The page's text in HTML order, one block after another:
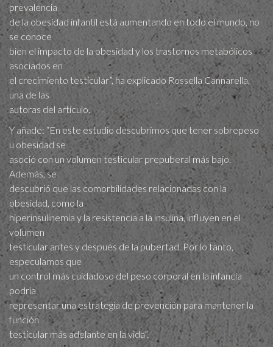
prevalencia
de la obesidad infantil está aumentando en todo el mundo, no
se conoce
bien el impacto de la obesidad y los trastornos metabólicos
asociados en
el crecimiento testicular”, ha explicado Rossella Cannarella,
una de las
autoras del artículo.
Y añade: “En este estudio descubrimos que tener sobrepeso
u obesidad se
asoció con un volumen testicular prepuberal más bajo.
Además, se
descubrió que las comorbilidades relacionadas con la
obesidad, como la
hiperinsulinemia y la resistencia a la insulina, influyen en el
volumen
testicular antes y después de la pubertad. Por lo tanto,
especulamos que
un control más cuidadoso del peso corporal en la infancia
podría
representar una estrategia de prevención para mantener la
función
testicular más adelante en la vida”.